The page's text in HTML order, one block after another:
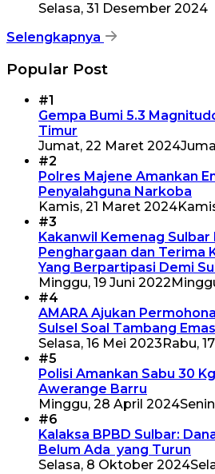
Selasa, 31 Desember 2024
Selengkapnya
Popular Post
#1
Gempa Bumi 5.3
Timur
Jumat, 22 Maret 2024
#2
Polres Majene Amankan
Penyalahguna Narkoba
Kamis, 21 Maret 2024
#3
Kakanwil Kemenag
Penghargaan dan Terima
Yang Berpartipasi Demi
Minggu, 19 Juni 2022
#4
AMARA Ajukan
Sulsel Soal Tambang
Selasa, 16 Mei 2023 Rabu,
#5
Polisi Amankan Sabu 30
Awerange Barru
Minggu, 28 April 2024
#6
Kalaksa BPBD Sulbar:
Belum Ada yang Turun
Selasa, 8 Oktober 2024